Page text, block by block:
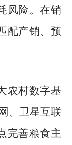
风险。在销
配产销、预
村数字基
、卫星互联
完善粮食主